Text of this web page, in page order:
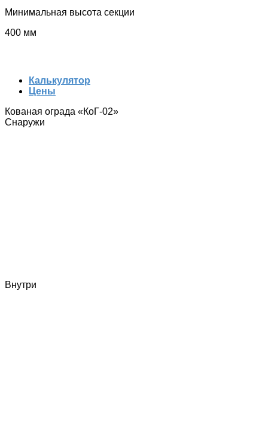
Минимальная высота секции
400 мм
Калькулятор
Цены
Кованая ограда «КоГ-02»
Снаружи
Внутри